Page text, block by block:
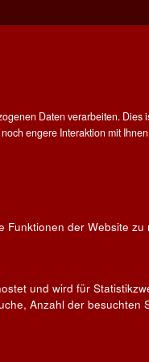
»Garnacha«
Daten verarbeiten. Dies
engere Interaktion mit
Funktionen der Website zu
und wird für
Anzahl der besuchten